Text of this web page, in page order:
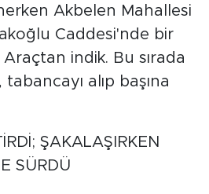
Akbelen Mahallesi
Caddesi'nde bir
indik. Bu sırada
alıp başına
ŞAKALAŞIRKEN
SÜRDÜ